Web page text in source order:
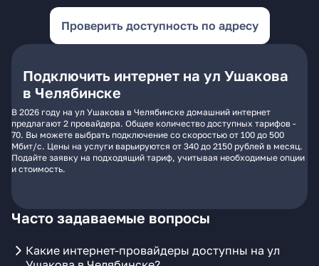
Проверить доступность по адресу
Подключить интернет на ул Ушакова
в Челябинске
В 2026 году на ул Ушакова в Челябинске домашний интернет
предлагают 2 провайдера. Общее количество доступных тарифов -
70. Вы можете выбрать подключение со скоростью от 100 до 500
Мбит/с. Цены на услуги варьируются от 340 до 2150 рублей в месяц.
Подайте заявку на подходящий тариф, учитывая необходимые опции
и стоимость.
Часто задаваемые вопросы
Какие интернет-провайдеры доступны на ул